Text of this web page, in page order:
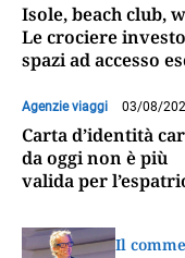
Isole, beach club,
Le crociere
spazi ad accesso
Agenzie viaggi 03/08/
Carta d’identità
da oggi non è più
valida per
Il